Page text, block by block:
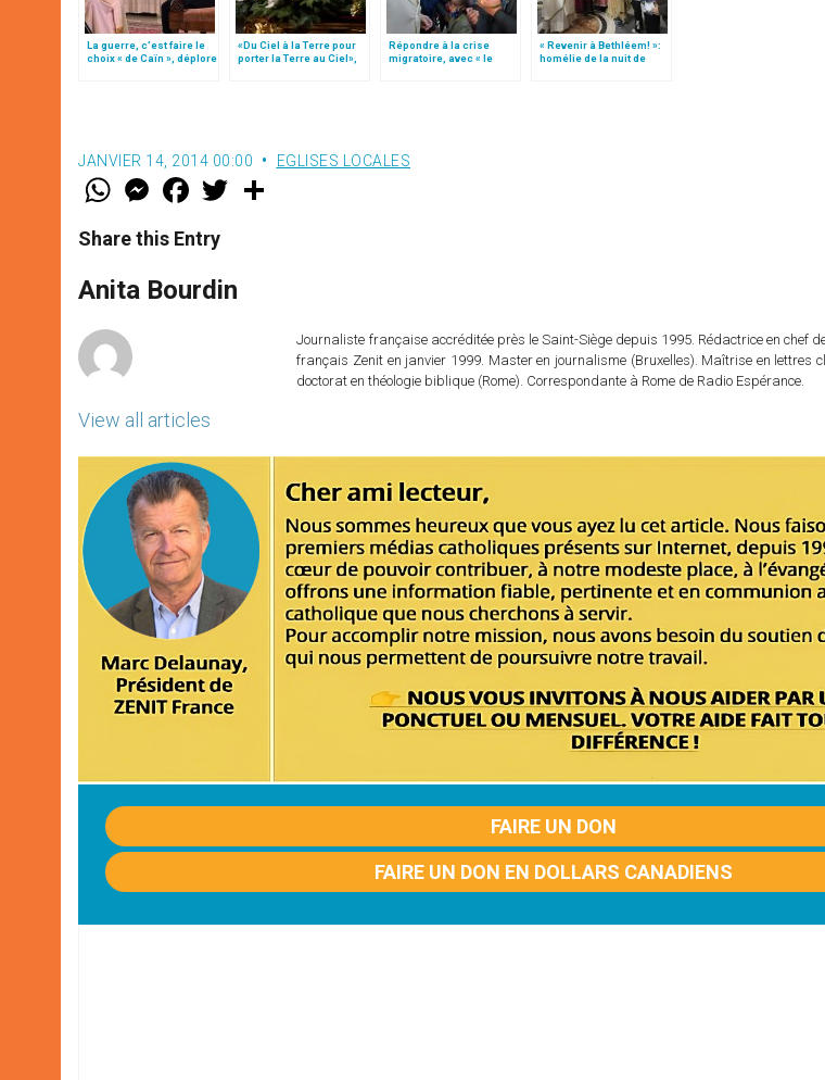
La guerre, c’est faire le
choix « de Caïn », déplore
«Du Ciel à la Terre pour
porter la Terre au Ciel»,
Répondre à la crise
migratoire, avec « le
« Revenir à Bethléem! »:
homélie de la nuit de
Noël (texte complet)
JANVIER 14, 2014 00:00 EGLISES LOCALES
W
t
s
p
p
M
e
s
e
g
e
F
a
e
b
o
k
w
r
Share this Entry
Anita Bourdin
View all articles
Journaliste française accréditée près le Saint-Siège depuis 1995. Rédactrice en chef
français Zenit en janvier 1999. Master en journalisme (Bruxelles). Maîtrise en lettres
doctorat en théologie biblique (Rome). Correspondante à Rome de Radio Espérance.
FAIRE UN DON
FAIRE UN DON EN DOLLARS CANADIENS